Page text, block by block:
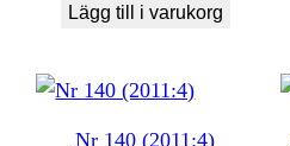
Lägg till i varukorg
Nr 140 (2011:4)